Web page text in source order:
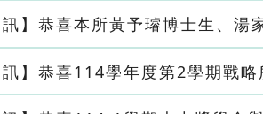
訊】恭喜本所黃予璿博士生、湯
訊】恭喜114學年度第2學期戰